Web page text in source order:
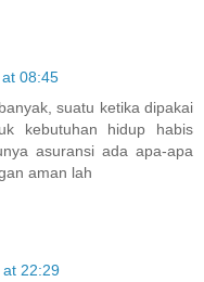
08:45
suatu ketika dipakai
kebutuhan hidup habis
asuransi ada apa-apa
aman lah
22:29